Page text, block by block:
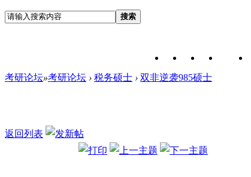
搜索
考研论坛»考研论坛 › 税务硕士 › 双非逆袭985硕士
返回列表